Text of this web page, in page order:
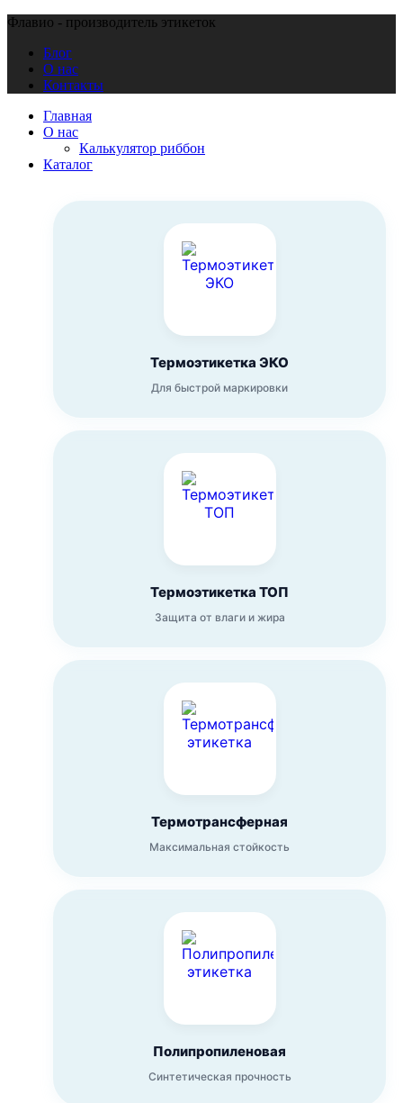
Флавио - производитель этикеток
Блог
О нас
Контакты
Главная
О нас
Калькулятор риббон
Каталог
Термоэтикетка ЭКО
Для быстрой маркировки
Термоэтикетка ТОП
Защита от влаги и жира
Термотрансферная
Максимальная стойкость
Полипропиленовая
Синтетическая прочность